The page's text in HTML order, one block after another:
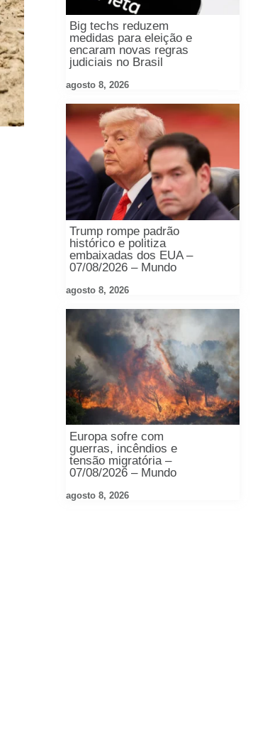
Big techs reduzem
medidas para eleição e
encaram novas regras
judiciais no Brasil
agosto 8, 2026
Trump rompe padrão
histórico e politiza
embaixadas dos EUA –
07/08/2026 – Mundo
agosto 8, 2026
Europa sofre com
guerras, incêndios e
tensão migratória –
07/08/2026 – Mundo
agosto 8, 2026